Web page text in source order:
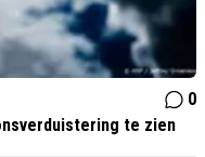
0
te zien